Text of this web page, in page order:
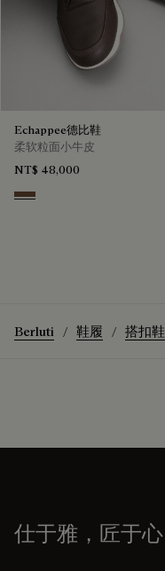
Echappee德比鞋
柔软粒面小牛皮
NT$ 48,000
Coffee
Berluti 鞋履 搭扣鞋
仕于雅，匠于心